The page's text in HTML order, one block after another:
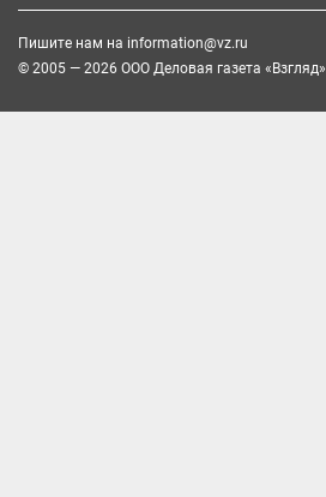
Пишите нам на information@vz.ru
© 2005 — 2026 ООО Деловая газета «Взгляд»